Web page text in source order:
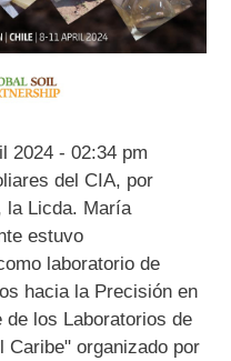
2024 - 02:34 pm
del CIA, por
la Licda. María
estuvo
laboratorio de
hacia la Precisión en
los Laboratorios de
Caribe" organizado por